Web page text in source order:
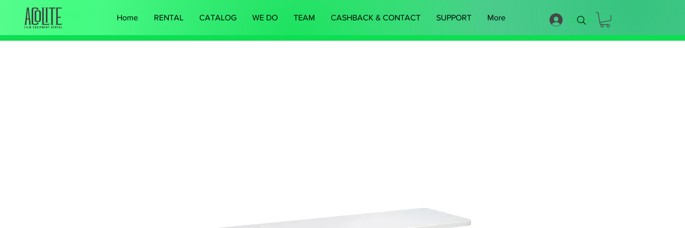
Home RENTAL CATALOG WE DO TEAM CASHBACK & CONTACT SUPPORT More Log In